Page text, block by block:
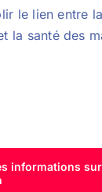
le lien entre
la santé des
informations sur